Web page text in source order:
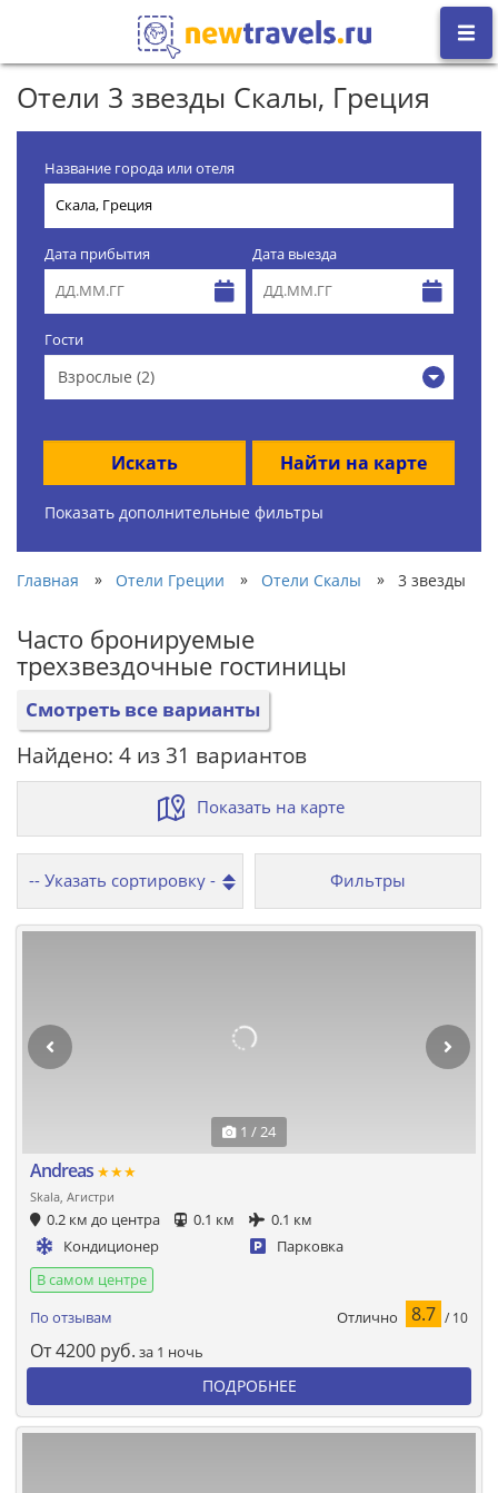
Отели 3 звезды Скалы, Греция
Название города или отеля
Дата прибытия Дата выезда
Гости
Взрослые (2)
Искать Найти на карте
Показать дополнительные фильтры
Главная » Отели Греции » Отели Скалы » 3 звезды
Часто бронируемые
трехзвездочные гостиницы
Смотреть все варианты
Найдено: 4 из 31 вариантов
Показать на карте
Фильтры
1 / 24
Andreas ★★★
Skala, Агистри
0.2 км до центра 0.1 км
0.1 км
Кондиционер
Парковка
В самом центре
По отзывам
Отлично 8.7 / 10
От4200 руб. за 1 ночь
ПОДРОБНЕЕ